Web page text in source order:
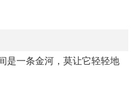
是一条金河，莫让它轻轻地